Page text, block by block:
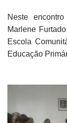
Neste
Marlene
Escola
Educação